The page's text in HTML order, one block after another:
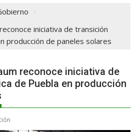
iniciativa de transición
producción de paneles solares
reconoce iniciativa de
de Puebla en producción